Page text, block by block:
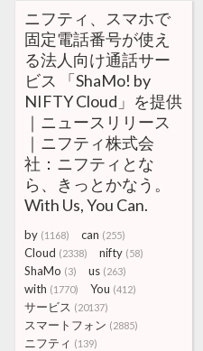
ニフティ、スマホで
固定電話番号が使え
る法人向け通話サー
ビス 「ShaMo! by
NIFTY Cloud」を提供
｜ニュースリリース
｜ニフティ株式会
社：ニフティとな
ら、きっとかなう。
With Us, You Can.
by (1168) can (255)
Cloud (2338) nifty (58)
ShaMo (3) us (263)
with (1770) You (412)
サービス (20137)
スマートフォン (2885)
ニフティ (139)